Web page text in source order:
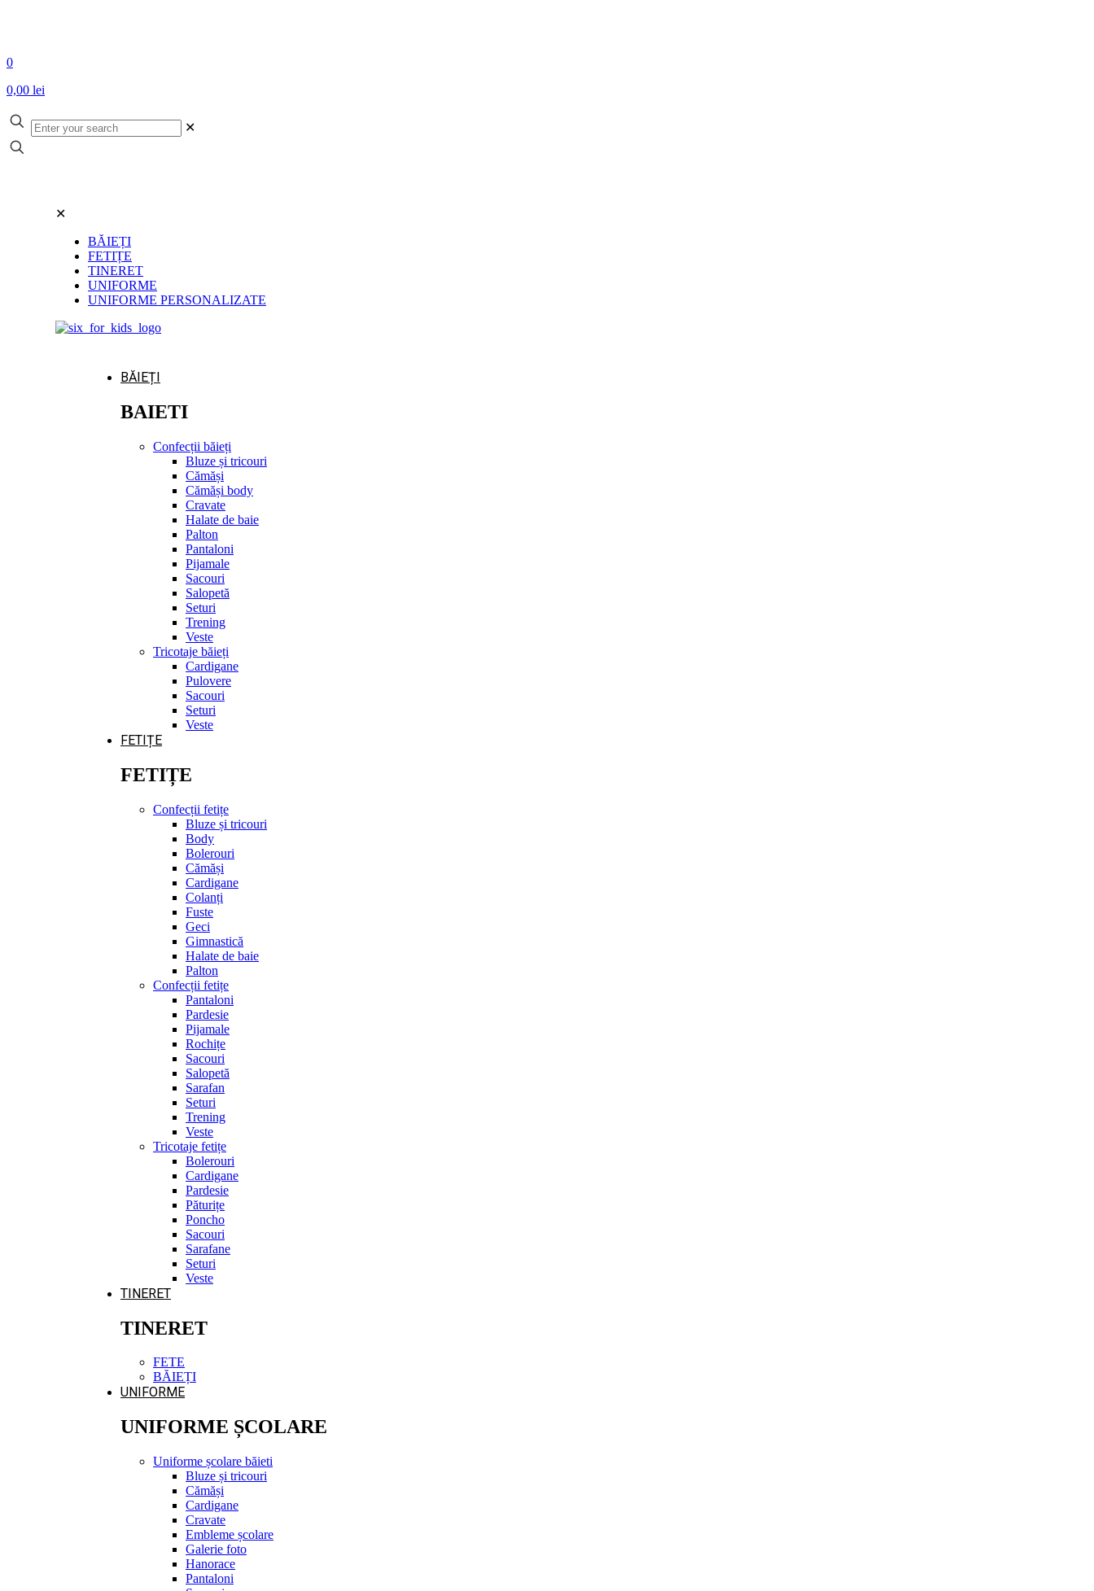
0
0,00 lei
✕
✕
BĂIEȚI
FETIȚE
TINERET
UNIFORME
UNIFORME PERSONALIZATE
BĂIEȚI
BAIETI
Confecții băieți
Bluze și tricouri
Cămăși
Cămăși body
Cravate
Halate de baie
Palton
Pantaloni
Pijamale
Sacouri
Salopetă
Seturi
Trening
Veste
Tricotaje băieți
Cardigane
Pulovere
Sacouri
Seturi
Veste
FETIȚE
FETIȚE
Confecții fetițe
Bluze și tricouri
Body
Bolerouri
Cămăși
Cardigane
Colanți
Fuste
Geci
Gimnastică
Halate de baie
Palton
Confecții fetițe
Pantaloni
Pardesie
Pijamale
Rochițe
Sacouri
Salopetă
Sarafan
Seturi
Trening
Veste
Tricotaje fetițe
Bolerouri
Cardigane
Pardesie
Păturițe
Poncho
Sacouri
Sarafane
Seturi
Veste
TINERET
TINERET
FETE
BĂIEȚI
UNIFORME
UNIFORME ȘCOLARE
Uniforme școlare băieti
Bluze și tricouri
Cămăși
Cardigane
Cravate
Embleme școlare
Galerie foto
Hanorace
Pantaloni